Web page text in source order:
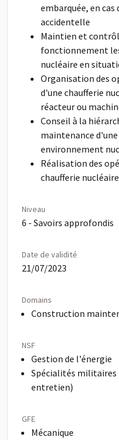
embarquée, en
accidentelle
Maintien et
fonctionnement
nucléaire en
Organisation des
d'une chaufferie
réacteur ou
Conseil à la
maintenance
environnement
Réalisation des
chaufferie
Niveau
6 - Savoirs approfondis
Date de validité
21/07/2023
Domains
Construction
NSF
Gestion de l'énergie
Spécialités
entretien)
GFE
Mécanique